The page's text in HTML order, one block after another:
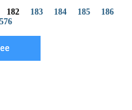
182 183 184 185
186
576